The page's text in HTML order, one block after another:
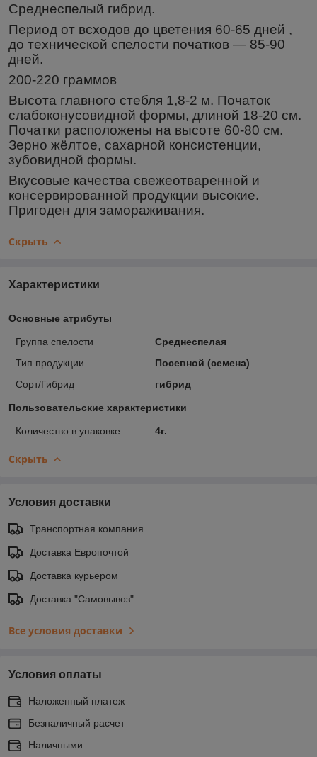
Среднеспелый гибрид.
Период от всходов до цветения 60-65 дней ,
до технической спелости початков ― 85-90
дней.
200-220 граммов
Высота главного стебля 1,8-2 м. Початок
слабоконусовидной формы, длиной 18-20 см.
Початки расположены на высоте 60-80 см.
Зерно жёлтое, сахарной консистенции,
зубовидной формы.
Вкусовые качества свежеотваренной и
консервированной продукции высокие.
Пригоден для замораживания.
Скрыть
Характеристики
Основные атрибуты
Группа спелости
Среднеспелая
Тип продукции
Посевной (семена)
Сорт/Гибрид
гибрид
Пользовательские характеристики
Количество в упаковке 4г.
Скрыть
Условия доставки
Транспортная компания
Доставка Европочтой
Доставка курьером
Доставка "Самовывоз"
Все условия доставки
Условия оплаты
Наложенный платеж
Безналичный расчет
Наличными